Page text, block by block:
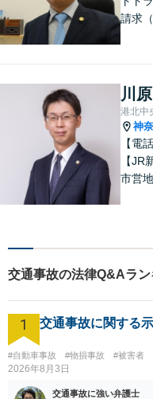
請求
より
遠方
にご
川
港北中
神
【電
【JR
市営
り】
交通事故の法律Q&Aラ
1 交通事故に関する
#自動車事故 #物損事故 #被害者
2026年8月3日
交通事故に強い弁護士